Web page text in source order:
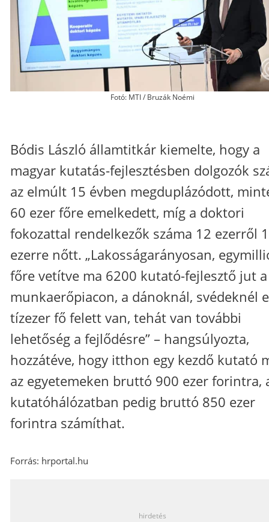
Fotó: MTI / Bruzák Noémi
Bódis László államtitkár kiemelte, hogy a
magyar kutatás-fejlesztésben dolgozók
az elmúlt 15 évben megduplázódott,
60 ezer főre emelkedett, míg a doktori
fokozattal rendelkezők száma 12 ezerről
ezerre nőtt. „Lakosságarányosan,
főre vetítve ma 6200 kutató-fejlesztő jut a
munkaerőpiacon, a dánoknál, svédeknél
tízezer fő felett van, tehát van további
lehetőség a fejlődésre” – hangsúlyozta,
hozzátéve, hogy itthon egy kezdő kutató
az egyetemeken bruttó 900 ezer forintra,
kutatóhálózatban pedig bruttó 850 ezer
forintra számíthat.
Forrás: hrportal.hu
hirdetés